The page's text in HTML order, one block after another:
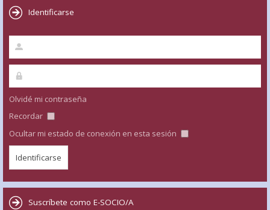
Identificarse
Olvidé mi contraseña
Recordar
Ocultar mi estado de conexión en esta sesión
Suscríbete como E-SOCIO/A